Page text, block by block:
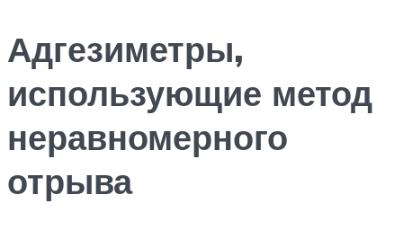
Адгезиметры,
использующие метод
неравномерного
отрыва